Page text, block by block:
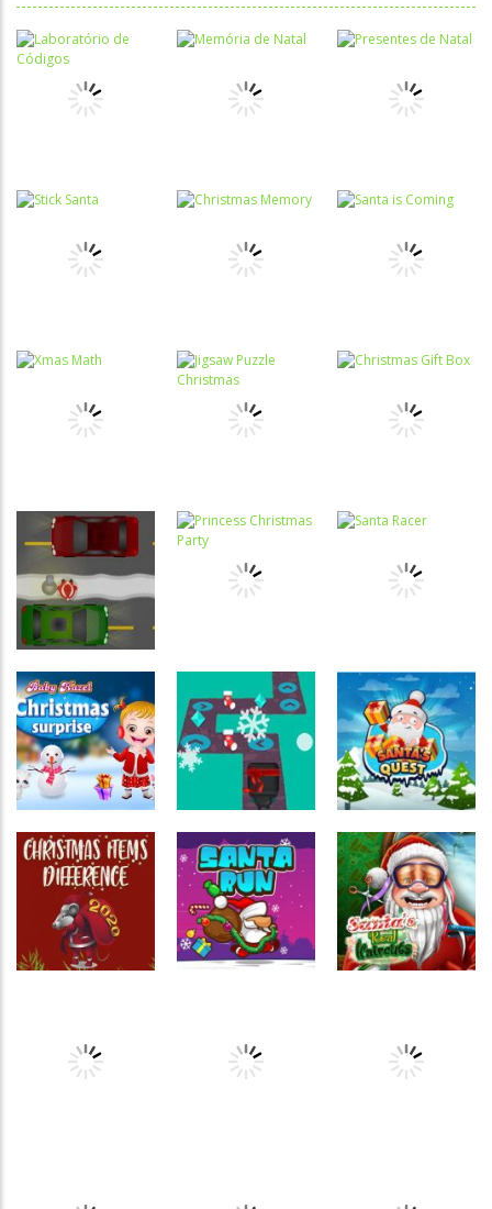
Lógico
Laboratório
de Códigos
Memória
Memória de
Lógico
Presentes de
Coordenação
Motora
Stick Santa
Memória
Christmas
Memory
Lógico
Santa is
Coming
Números
Xmas Math
Quebra-
cabeça
Jigsaw Puzzle
Christmas
Motora
Christmas Gift
Coordenação
Motora
Entrega de
presente de
natal
Passatempo
Princess
Christmas
Party
Passatempo
Santa Racer
Passatempo
Baby Hazel
Christmas
Surprise
Coordenação
Motora
Cartoon Dash
Raciocínio
Lógico
Santa’s Quest
Relacionar
Diferenças de
itens de Natal
Coordenação
Motora
Santa Run
Cortes de
cabelo do
Papai Noel
Baby Hazel em